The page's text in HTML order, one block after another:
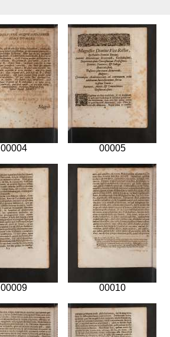
00004 00005
00009 00010